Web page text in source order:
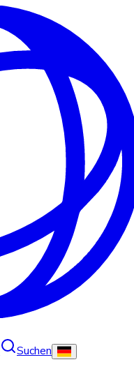
Suchen